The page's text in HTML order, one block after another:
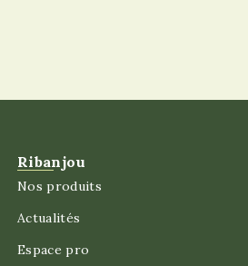
Ribanjou
Nos produits
Actualités
Espace pro